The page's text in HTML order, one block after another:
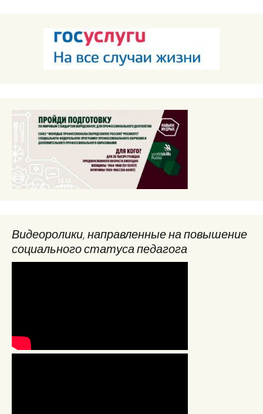
Видеоролики, направленные на повышение
социального статуса педагога